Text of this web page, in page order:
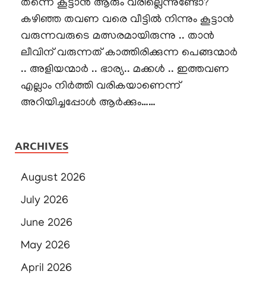
തന്നെ കൂട്ടാൻ ആരും വരില്ലെന്നുണ്ടോ?
കഴിഞ്ഞ തവണ വരെ വീട്ടിൽ നിന്നും കൂട്ടാൻ
വരുന്നവരുടെ മത്സരമായിരുന്നു .. താൻ
ലീവിന് വരുന്നത് കാത്തിരിക്കുന്ന പെങ്ങന്മാർ
.. അളിയന്മാർ .. ഭാര്യ.. മക്കൾ .. ഇത്തവണ
എല്ലാം നിർത്തി വരികയാണെന്ന്
അറിയിച്ചപ്പോൾ ആർക്കും……
ARCHIVES
August 2026
July 2026
June 2026
May 2026
April 2026